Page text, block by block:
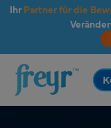
Zum Hauptinhalt
Ihr Partner für die
.